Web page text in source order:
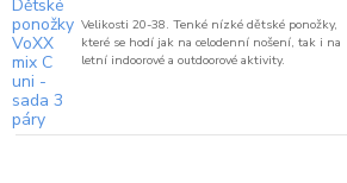
Velikosti 20-38. Tenké nízké dětské ponožky,
které se hodí jak na celodenní nošení, tak i na
letní indoorové a outdoorové aktivity.